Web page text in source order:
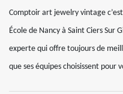
Comptoir art jewelry vintage
École de Nancy à Saint Ciers Sur
experte qui offre toujours de
que ses équipes choisissent pour